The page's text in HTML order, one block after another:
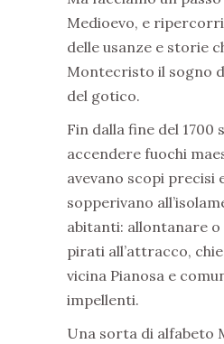
Medioevo, e
delle usanze e storie
Montecristo il sogno
del gotico.
Fin dalla fine del 1700
accendere fuochi
avevano scopi precisi
sopperivano
abitanti: allontanare o
pirati all’attracco,
vicina Pianosa e
impellenti.
Una sorta di alfabeto